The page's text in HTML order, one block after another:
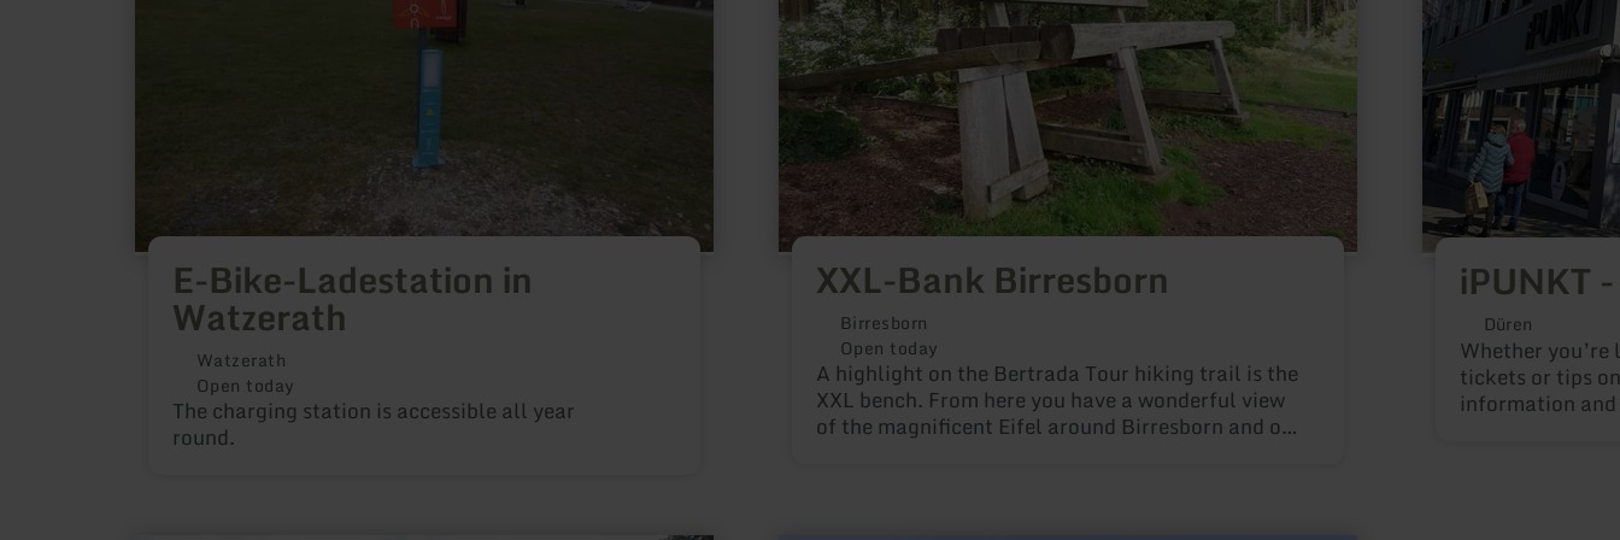
E-Bike-Ladestation in
Watzerath
Watzerath
Open today
The charging station is accessible all year
round.
XXL-Bank Birresborn
Birresborn
Open today
A highlight on the Bertrada Tour hiking trail is the
XXL bench. From here you have a wonderful view
of the magnificent Eifel around Birresborn and of
iPUNKT
Düren
Whether
tickets or tips
information